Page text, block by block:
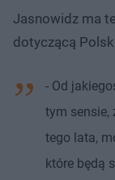
Jasnowidz ma
dotyczącą
- Od
tym sensie,
tego lata,
które będą